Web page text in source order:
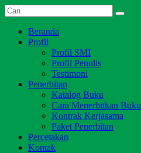
Skip
to
content
Salim
Media
Indonesia
Dari
Jambi
untuk
Menu
Beranda
Profil
Profil SMI
Profil Penulis
Testimoni
Penerbitan
Katalog Buku
Cara Menerbitkan Buku
Kontrak Kerjasama
Paket Penerbitan
Percetakan
Kontak